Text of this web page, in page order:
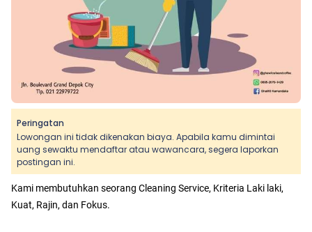
Peringatan
Lowongan ini tidak dikenakan biaya. Apabila kamu dimintai
uang sewaktu mendaftar atau wawancara, segera laporkan
postingan ini.
Kami membutuhkan seorang Cleaning Service, Kriteria Laki laki,
Kuat, Rajin, dan Fokus.